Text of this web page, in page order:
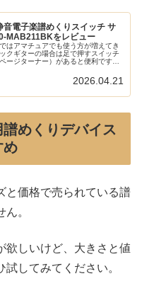
音電子楽譜めくりスイッチ サ
MAB211BKをレビュー
はアマチュアでも使う方が増えてき
クギターの場合は足で押すスイッチ
ージターナー）があると便利です。
カーのサンワ...
2026.04.21
めくりデバイス
め
と価格で売られている譜
。
欲しいけど、大きさと値
してみてください。